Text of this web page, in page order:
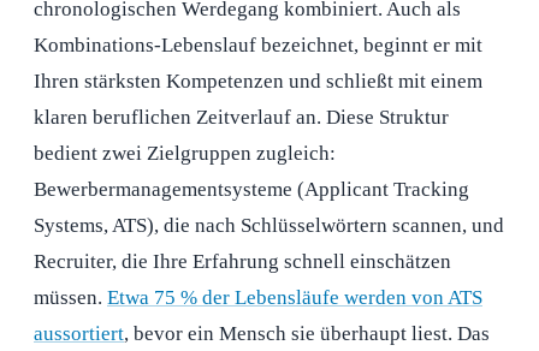
chronologischen Werdegang kombiniert. Auch als
Kombinations-Lebenslauf bezeichnet, beginnt er mit
Ihren stärksten Kompetenzen und schließt mit einem
klaren beruflichen Zeitverlauf an. Diese Struktur
bedient zwei Zielgruppen zugleich:
Bewerbermanagementsysteme (Applicant Tracking
Systems, ATS), die nach Schlüsselwörtern scannen, und
Recruiter, die Ihre Erfahrung schnell einschätzen
müssen. Etwa 75 % der Lebensläufe werden von ATS
aussortiert, bevor ein Mensch sie überhaupt liest. Das